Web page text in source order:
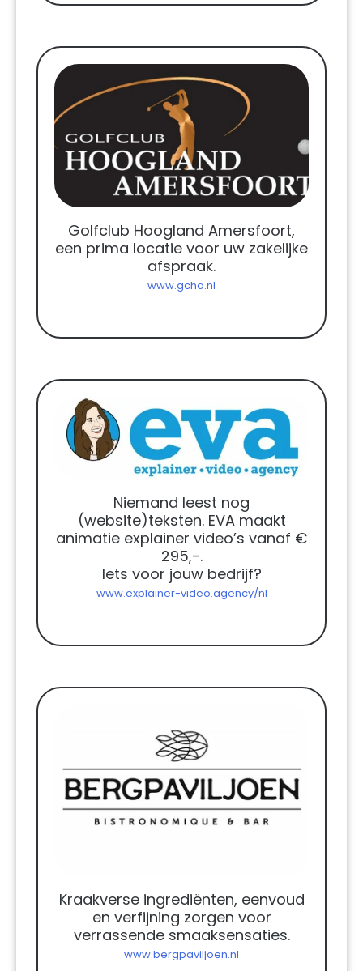
Golfclub Hoogland Amersfoort,
een prima locatie voor uw zakelijke
afspraak.
www.gcha.nl
Niemand leest nog
(website)teksten. EVA maakt
animatie explainer video’s vanaf €
295,-.
Iets voor jouw bedrijf?
www.explainer-video.agency/nl
Kraakverse ingrediënten, eenvoud
en verfijning zorgen voor
verrassende smaaksensaties.
www.bergpaviljoen.nl